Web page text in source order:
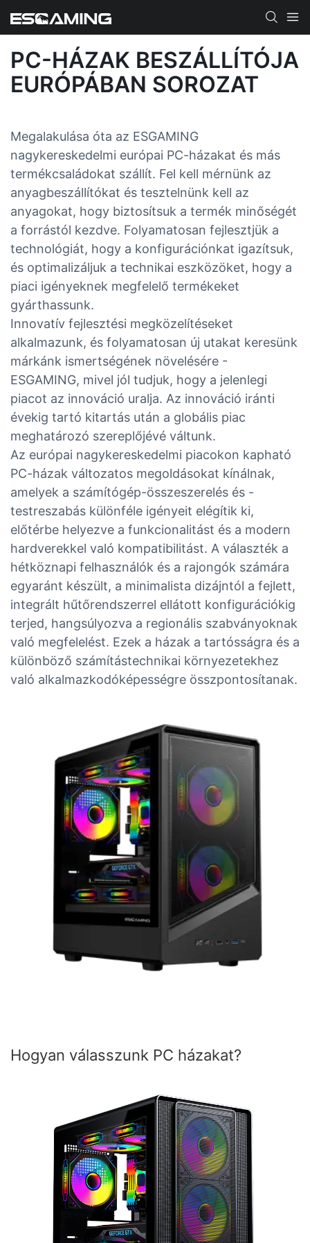
PC-HÁZAK BESZÁLLÍTÓJA
EURÓPÁBAN SOROZAT
Megalakulása óta az ESGAMING
nagykereskedelmi európai PC-házakat és más
termékcsaládokat szállít. Fel kell mérnünk az
anyagbeszállítókat és tesztelnünk kell az
anyagokat, hogy biztosítsuk a termék minőségét
a forrástól kezdve. Folyamatosan fejlesztjük a
technológiát, hogy a konfigurációnkat igazítsuk,
és optimalizáljuk a technikai eszközöket, hogy a
piaci igényeknek megfelelő termékeket
gyárthassunk.
Innovatív fejlesztési megközelítéseket
alkalmazunk, és folyamatosan új utakat keresünk
márkánk ismertségének növelésére -
ESGAMING, mivel jól tudjuk, hogy a jelenlegi
piacot az innováció uralja. Az innováció iránti
évekig tartó kitartás után a globális piac
meghatározó szereplőjévé váltunk.
Az európai nagykereskedelmi piacokon kapható
PC-házak változatos megoldásokat kínálnak,
amelyek a számítógép-összeszerelés és -
testreszabás különféle igényeit elégítik ki,
előtérbe helyezve a funkcionalitást és a modern
hardverekkel való kompatibilitást. A választék a
hétköznapi felhasználók és a rajongók számára
egyaránt készült, a minimalista dizájntól a fejlett,
integrált hűtőrendszerrel ellátott konfigurációkig
terjed, hangsúlyozva a regionális szabványoknak
való megfelelést. Ezek a házak a tartósságra és a
különböző számítástechnikai környezetekhez
való alkalmazkodóképességre összpontosítanak.
Hogyan válasszunk PC házakat?